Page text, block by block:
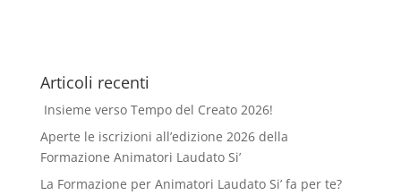
Articoli recenti
Insieme verso Tempo del Creato 2026!
Aperte le iscrizioni all’edizione 2026 della
Formazione Animatori Laudato Si’
La Formazione per Animatori Laudato Si’ fa per te?